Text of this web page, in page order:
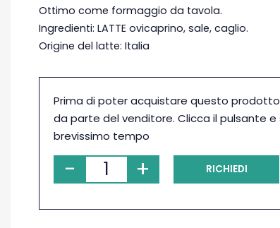
Ottimo come formaggio da tavola.
Ingredienti: LATTE ovicaprino, sale, caglio.
Origine del latte: Italia
Prima di poter acquistare questo prodotto
da parte del venditore. Clicca il pulsante e
brevissimo tempo
- + RICHIEDI